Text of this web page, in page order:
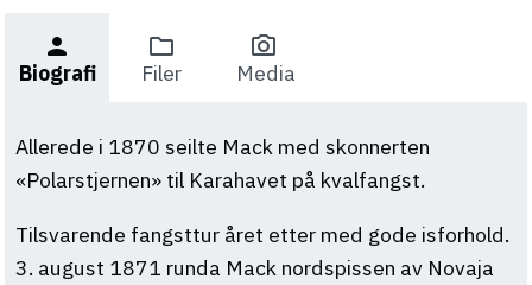
person
Biografi
folder
Filer
photo_camera
Media
Allerede i 1870 seilte Mack med skonnerten
«Polarstjernen» til Karahavet på kvalfangst.
Tilsvarende fangsttur året etter med gode isforhold.
3. august 1871 runda Mack nordspissen av Novaja